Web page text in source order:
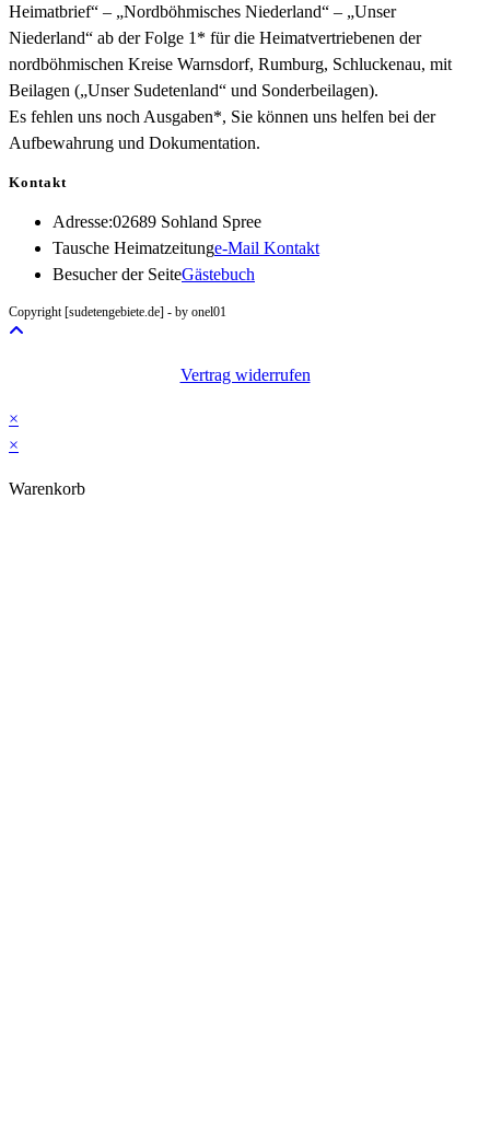
Heimatbrief“ – „Nordböhmisches Niederland“ – „Unser
Niederland“ ab der Folge 1* für die Heimatvertriebenen der
nordböhmischen Kreise Warnsdorf, Rumburg, Schluckenau, mit
Beilagen („Unser Sudetenland“ und Sonderbeilagen).
Es fehlen uns noch Ausgaben*, Sie können uns helfen bei der
Aufbewahrung und Dokumentation.
Kontakt
Adresse:02689 Sohland Spree
Tausche Heimatzeitunge-Mail KontaktOpens
Besucher der SeiteGästebuch
Copyright [sudetengebiete.de] - by onel01
Vertrag widerrufen
×
×
Warenkorb